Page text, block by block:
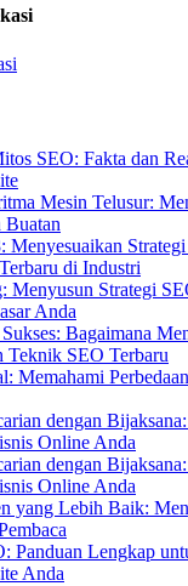
SEO: Fakta dan
Mesin Telusur:
Buatan
Menyesuaikan Strategi
di Industri
Menyusun Strategi
Anda
Bagaimana
Teknik SEO Terbaru
Memahami
dengan
Online Anda
dengan
Online Anda
yang Lebih Baik:
Panduan Lengkap
Anda